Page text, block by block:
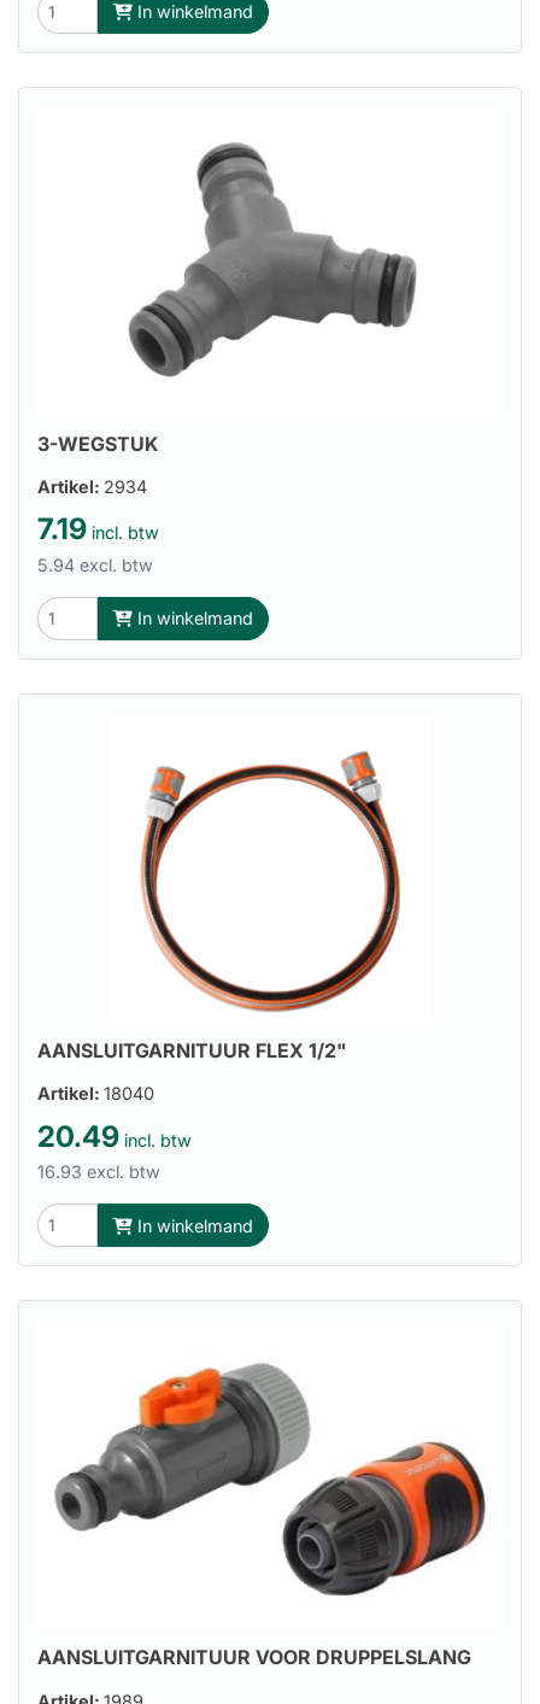
In winkelmand
3-WEGSTUK
Artikel: 2934
7.19 incl. btw
5.94 excl. btw
In winkelmand
AANSLUITGARNITUUR FLEX 1/2"
Artikel: 18040
20.49 incl. btw
16.93 excl. btw
In winkelmand
AANSLUITGARNITUUR VOOR DRUPPELSLANG